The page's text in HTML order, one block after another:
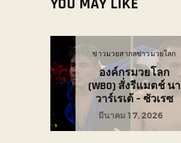
ข่าวมวยสากลข่าวมวยโลก
องค์กรมวยโลก
(WBO) สั่งรีแมตช์ นา
วาร์เรเต้ – ซัวเรซ
มีนาคม 17, 2026